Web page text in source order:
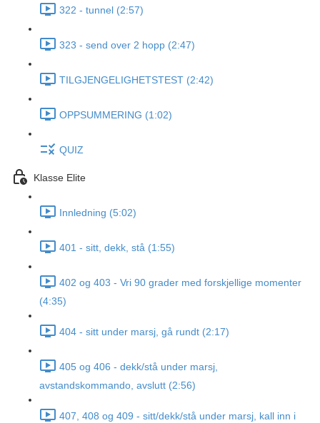
322 - tunnel (2:57)
323 - send over 2 hopp (2:47)
TILGJENGELIGHETSTEST (2:42)
OPPSUMMERING (1:02)
QUIZ
Klasse Elite
Innledning (5:02)
401 - sitt, dekk, stå (1:55)
402 og 403 - Vri 90 grader med forskjellige momenter
(4:35)
404 - sitt under marsj, gå rundt (2:17)
405 og 406 - dekk/stå under marsj,
avstandskommando, avslutt (2:56)
407, 408 og 409 - sitt/dekk/stå under marsj, kall inn i